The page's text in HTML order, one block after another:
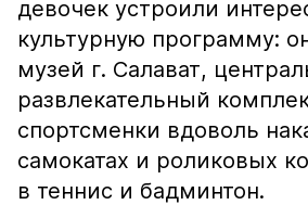
девочек устроили
культурную программу:
музей г. Салават,
развлекательный
спортсменки вдоволь
самокатах и роликовых
в теннис и бадминтон.